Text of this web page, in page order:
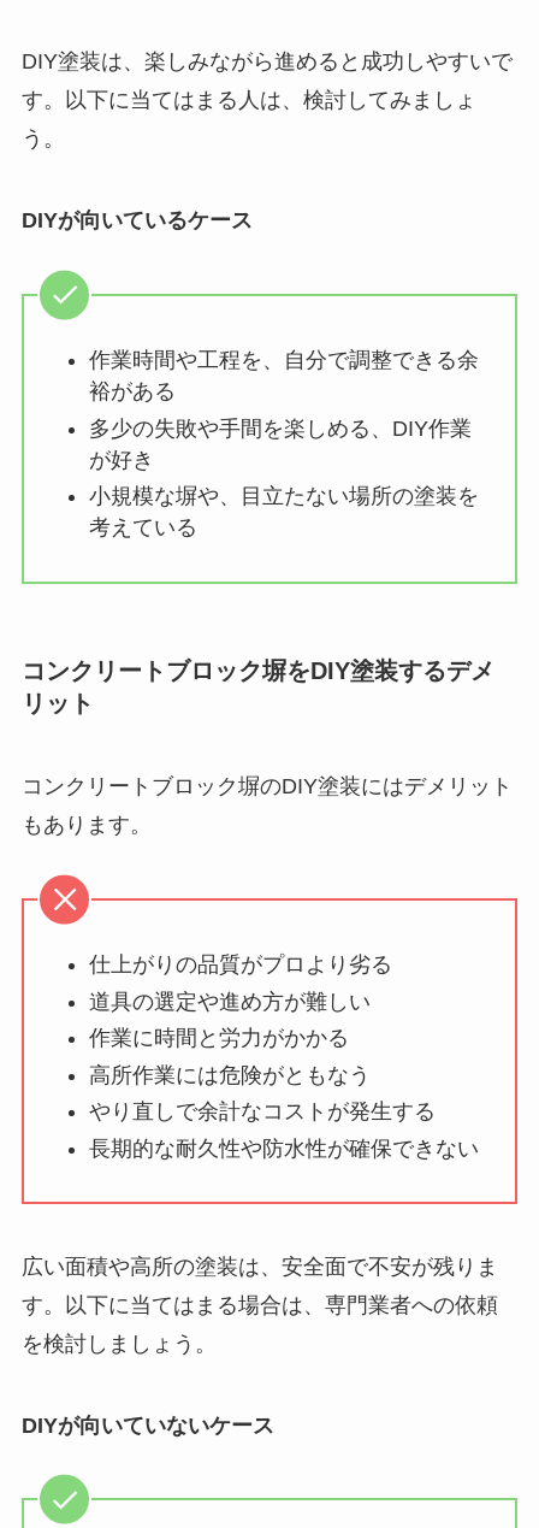
DIY塗装は、楽しみながら進めると成功しやすいで
す。以下に当てはまる人は、検討してみましょ
う。
DIYが向いているケース
作業時間や工程を、自分で調整できる余
裕がある
多少の失敗や手間を楽しめる、DIY作業
が好き
小規模な塀や、目立たない場所の塗装を
考えている
コンクリートブロック塀をDIY塗装するデメ
リット
コンクリートブロック塀のDIY塗装にはデメリット
もあります。
仕上がりの品質がプロより劣る
道具の選定や進め方が難しい
作業に時間と労力がかかる
高所作業には危険がともなう
やり直しで余計なコストが発生する
長期的な耐久性や防水性が確保できない
広い面積や高所の塗装は、安全面で不安が残りま
す。以下に当てはまる場合は、専門業者への依頼
を検討しましょう。
DIYが向いていないケース